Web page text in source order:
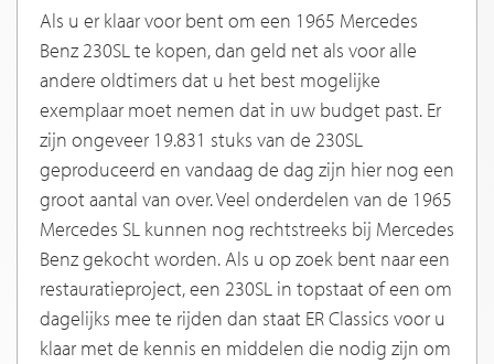
Als u er klaar voor bent om een 1965 Mercedes
Benz 230SL te kopen, dan geld net als voor alle
andere oldtimers dat u het best mogelijke
exemplaar moet nemen dat in uw budget past. Er
zijn ongeveer 19.831 stuks van de 230SL
geproduceerd en vandaag de dag zijn hier nog een
groot aantal van over. Veel onderdelen van de 1965
Mercedes SL kunnen nog rechtstreeks bij Mercedes
Benz gekocht worden. Als u op zoek bent naar een
restauratieproject, een 230SL in topstaat of een om
dagelijks mee te rijden dan staat ER Classics voor u
klaar met de kennis en middelen die nodig zijn om